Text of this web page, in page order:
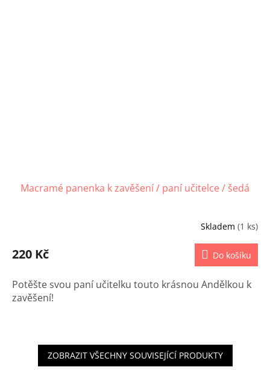
Macramé panenka k zavěšení / paní učitelce / šedá
Skladem (1 ks)
220 Kč Do košíku
Potěšte svou paní učitelku touto krásnou Andělkou k
zavěšení!
ZOBRAZIT VŠECHNY SOUVISEJÍCÍ PRODUKTY